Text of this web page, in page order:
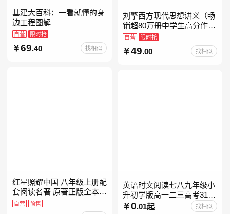
基建大百科：一看就懂的身
边工程图解
自营 限时抢
69.40 找相似
刘擎西方现代思想讲义（畅
销超80万册中学生高分作文
素材库常驻寒暑假阅读书
单，奇葩说导师刘擎经典之
作讲透西方思想史，哲学知
自营 限时抢
49.00 找相似
红星照耀中国 八年级上册配
套阅读名著 原著正版全本无
删减 初中生初二课外阅读
自营 预售
英语时文阅读七八九年级小
升初学版高一二三高考31期
30快捷英语阅读理解2027
0.01起 找相似